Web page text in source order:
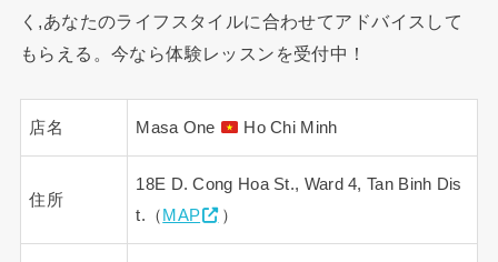
く,あなたのライフスタイルに合わせてアドバイスして
もらえる。今なら体験レッスンを受付中！
店名 Masa One Ho Chi Minh
住所
18E D. Cong Hoa St., Ward 4, Tan Binh Dis
t.（ MAP ）